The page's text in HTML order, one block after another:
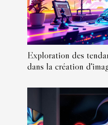
Exploration des
dans la création